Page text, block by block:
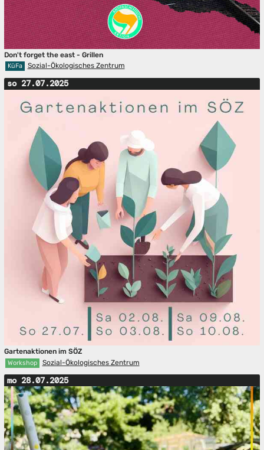
Don't forget the east - Grillen
KüFa Sozial-Ökologisches Zentrum
so 27.07.2025
Gartenaktionen im SÖZ
Workshop Sozial-Ökologisches Zentrum
mo 28.07.2025